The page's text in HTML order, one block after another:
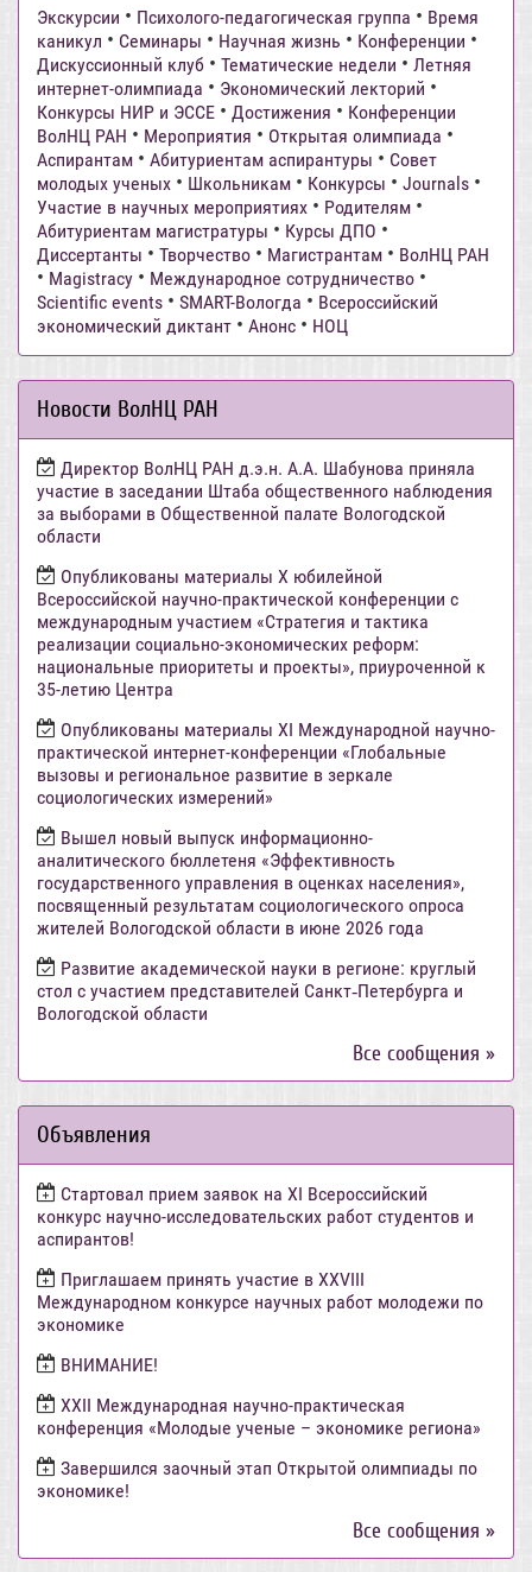
Экскурсии • Психолого-педагогическая группа • Время
каникул • Семинары • Научная жизнь • Конференции •
Дискуссионный клуб • Тематические недели • Летняя
интернет-олимпиада • Экономический лекторий •
Конкурсы НИР и ЭССЕ • Достижения • Конференции
ВолНЦ РАН • Мероприятия • Открытая олимпиада •
Аспирантам • Абитуриентам аспирантуры • Совет
молодых ученых • Школьникам • Конкурсы • Journals •
Участие в научных мероприятиях • Родителям •
Абитуриентам магистратуры • Курсы ДПО •
Диссертанты • Творчество • Магистрантам • ВолНЦ РАН
• Magistracy • Международное сотрудничество •
Scientific events • SMART-Вологда • Всероссийский
экономический диктант • Анонс • НОЦ
Новости ВолНЦ РАН
Директор ВолНЦ РАН д.э.н. А.А. Шабунова приняла
участие в заседании Штаба общественного наблюдения
за выборами в Общественной палате Вологодской
области
Опубликованы материалы X юбилейной
Всероссийской научно-практической конференции с
международным участием «Стратегия и тактика
реализации социально-экономических реформ:
национальные приоритеты и проекты», приуроченной к
35-летию Центра
Опубликованы материалы XI Международной научно-
практической интернет-конференции «Глобальные
вызовы и региональное развитие в зеркале
социологических измерений»
Вышел новый выпуск информационно-
аналитического бюллетеня «Эффективность
государственного управления в оценках населения»,
посвященный результатам социологического опроса
жителей Вологодской области в июне 2026 года
Развитие академической науки в регионе: круглый
стол с участием представителей Санкт‑Петербурга и
Вологодской области
Все сообщения »
Объявления
Стартовал прием заявок на XI Всероссийский
конкурс научно-исследовательских работ студентов и
аспирантов!
Приглашаем принять участие в XXVIII
Международном конкурсе научных работ молодежи по
экономике
ВНИМАНИЕ!
ХХII Международная научно-практическая
конференция «Молодые ученые – экономике региона»
Завершился заочный этап Открытой олимпиады по
экономике!
Все сообщения »